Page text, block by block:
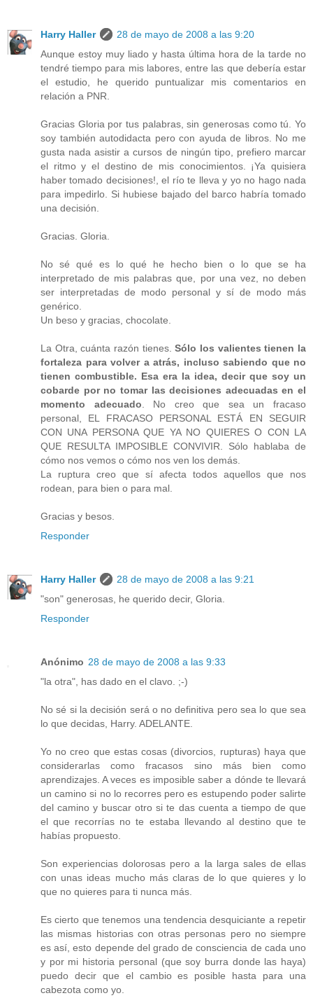
Harry Haller
28 de mayo de 2008 a las 9:20
Aunque estoy muy liado y hasta última hora de la tarde no
tendré tiempo para mis labores, entre las que debería estar
el estudio, he querido puntualizar mis comentarios en
relación a PNR.
Gracias Gloria por tus palabras, sin generosas como tú. Yo
soy también autodidacta pero con ayuda de libros. No me
gusta nada asistir a cursos de ningún tipo, prefiero marcar
el ritmo y el destino de mis conocimientos. ¡Ya quisiera
haber tomado decisiones!, el río te lleva y yo no hago nada
para impedirlo. Si hubiese bajado del barco habría tomado
una decisión.
Gracias. Gloria.
No sé qué es lo qué he hecho bien o lo que se ha
interpretado de mis palabras que, por una vez, no deben
ser interpretadas de modo personal y sí de modo más
genérico.
Un beso y gracias, chocolate.
La Otra, cuánta razón tienes.Sólo los valientes tienen la
fortaleza para volver a atrás, incluso sabiendo que no
tienen combustible. Esa era la idea, decir que soy un
cobarde por no tomar las decisiones adecuadas en el
momento adecuado . No creo que sea un fracaso
personal, EL FRACASO PERSONAL ESTÁ EN SEGUIR
CON UNA PERSONA QUE YA NO QUIERES O CON LA
QUE RESULTA IMPOSIBLE CONVIVIR. Sólo hablaba de
cómo nos vemos o cómo nos ven los demás.
La ruptura creo que sí afecta todos aquellos que nos
rodean, para bien o para mal.
Gracias y besos.
Responder
Harry Haller
28 de mayo de 2008 a las 9:21
"son" generosas, he querido decir, Gloria.
Responder
Anónimo 28 de mayo de 2008 a las 9:33
"la otra", has dado en el clavo. ;-)
No sé si la decisión será o no definitiva pero sea lo que sea
lo que decidas, Harry. ADELANTE.
Yo no creo que estas cosas (divorcios, rupturas) haya que
considerarlas como fracasos sino más bien como
aprendizajes. A veces es imposible saber a dónde te llevará
un camino si no lo recorres pero es estupendo poder salirte
del camino y buscar otro si te das cuenta a tiempo de que
el que recorrías no te estaba llevando al destino que te
habías propuesto.
Son experiencias dolorosas pero a la larga sales de ellas
con unas ideas mucho más claras de lo que quieres y lo
que no quieres para ti nunca más.
Es cierto que tenemos una tendencia desquiciante a repetir
las mismas historias con otras personas pero no siempre
es así, esto depende del grado de consciencia de cada uno
y por mi historia personal (que soy burra donde las haya)
puedo decir que el cambio es posible hasta para una
cabezota como yo.